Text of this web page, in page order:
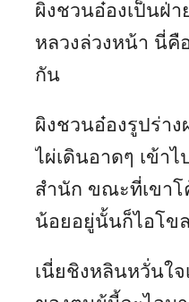
ผิงชวนอ๋องเป็นฝ่า
หลวงล่วงหน้า นี่คื
กัน
ผิงชวนอ๋องรูปร่าง
ไผ่เดินอาดๆ เข้า
สำนัก ขณะที่เขาโ
น้อยอยู่นั้นก็ไอโข
เนี่ยชิงหลินหวั่นใจ